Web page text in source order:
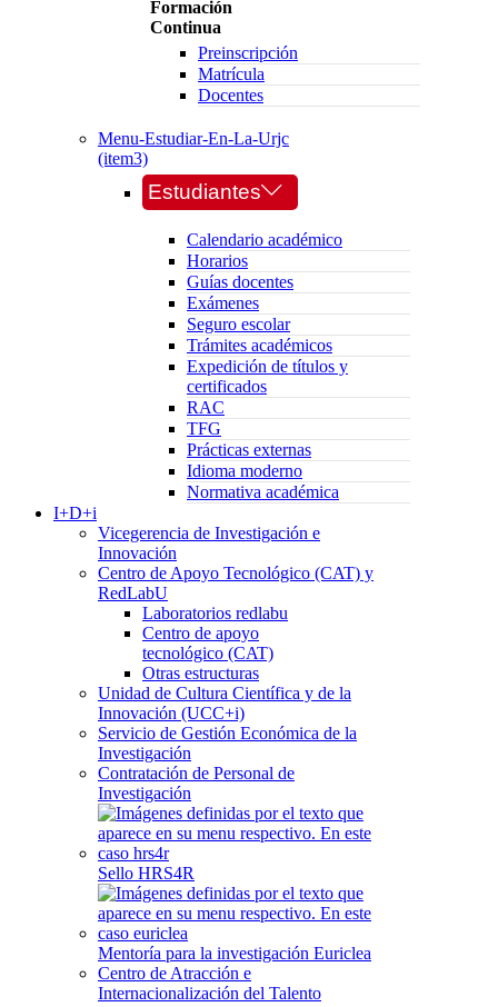
Formación
Continua
Preinscripción
Matrícula
Docentes
Menu-Estudiar-En-La-Urjc
(item3)
Estudiantes
Calendario académico
Horarios
Guías docentes
Exámenes
Seguro escolar
Trámites académicos
Expedición de títulos y
certificados
RAC
TFG
Prácticas externas
Idioma moderno
Normativa académica
I+D+i
Vicegerencia de Investigación e
Innovación
Centro de Apoyo Tecnológico (CAT) y
RedLabU
Laboratorios redlabu
Centro de apoyo
tecnológico (CAT)
Otras estructuras
Unidad de Cultura Científica y de la
Innovación (UCC+i)
Servicio de Gestión Económica de la
Investigación
Contratación de Personal de
Investigación
Sello HRS4R
Mentoría para la investigación Euriclea
Centro de Atracción e
Internacionalización del Talento